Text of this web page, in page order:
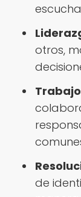
otros,
de